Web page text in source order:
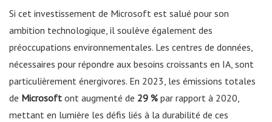
Si cet investissement de Microsoft est salué pour son
ambition technologique, il soulève également des
préoccupations environnementales. Les centres de données,
nécessaires pour répondre aux besoins croissants en IA, sont
particulièrement énergivores. En 2023, les émissions totales
de Microsoft ont augmenté de 29 % par rapport à 2020,
mettant en lumière les défis liés à la durabilité de ces